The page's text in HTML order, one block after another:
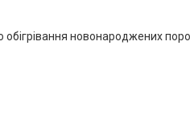
новонароджених